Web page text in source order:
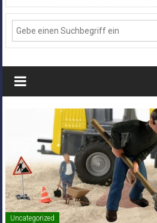
News
aus
Deiner
Stadt
Monheim
Uncategorized